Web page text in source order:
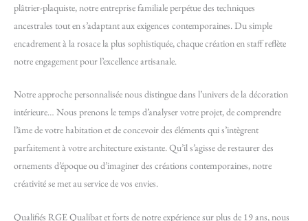
plâtrier-plaquiste, notre entreprise familiale perpétue des techniques
ancestrales tout en s’adaptant aux exigences contemporaines. Du simple
encadrement à la rosace la plus sophistiquée, chaque création en staff reflète
notre engagement pour l’excellence artisanale.
Notre approche personnalisée nous distingue dans l’univers de la décoration
intérieure… Nous prenons le temps d’analyser votre projet, de comprendre
l’âme de votre habitation et de concevoir des éléments qui s’intègrent
parfaitement à votre architecture existante. Qu’il s’agisse de restaurer des
ornements d’époque ou d’imaginer des créations contemporaines, notre
créativité se met au service de vos envies.
Qualifiés RGE Qualibat et forts de notre expérience sur plus de 19 ans, nous